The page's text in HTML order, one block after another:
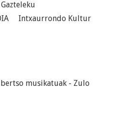
Intxaurrondo Kultur
bertso musikatuak - Zulo